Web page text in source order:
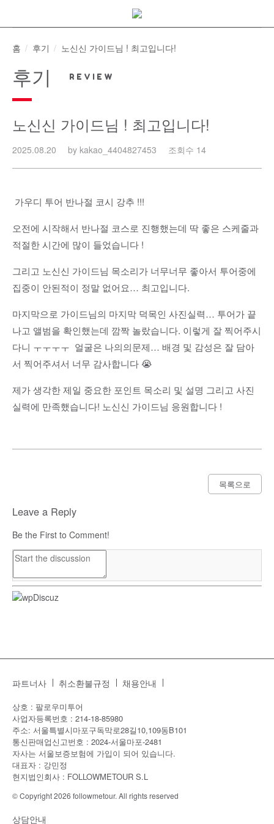
content
홈
후기 노신신 가이드님 ! 최고입니다!
후기
노신신 가이드님 ! 최고입니다!
2025.08.20 by kakao_4404827453 조회수 14
가우디 투어 반나절 코시 강추 !!!
오전에 시작해서 반나절 코스로 진행했는데 딱 좋은 스케줄과
적절한 시간에 많이 들었습니다 !
그리고 노신신 가이드님 목소리가 너무너무 좋아서 투어중에
집중이 안된적이 정말 없어요… 최고입니다.
마지막으로 가이드님의 마지막 덕목인 사진실력… 투어가 끝
나고 앨범을 확인했는데 깜짝 놀랐습니다. 이렇게 잘 찍어주시
다니 ㅜㅜㅜㅜ 얼굴은 나의의문제… 배경 및 감성은 잘 담아
서 찍어주셔서 너무 감사합니다 😭
제가 생각한 제일 중요한 포인트 목소리 및 설명 그리고 사진
실력에 만족했습니다! 노신신 가이드님 응원합니다 !
목록으로
Leave a Reply
Be the First to Comment!
파트너사 취소환불규정 채용안내
상호 : 팔로우미투어
사업자등록번호 : 214-18-85980
주소: 서울특별시마포구독막로28길10,109동B101
통신판매업신고번호 : 2024-서울마포-2481
자사는 서울보증보험에 가입이 되어 있습니다.
대표자 : 강민정
현지법인회사 : FOLLOWMETOUR S.L
© Copyright 2026 followmetour. All rights reserved
상담안내